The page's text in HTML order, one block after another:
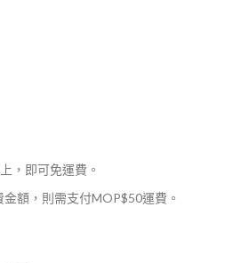
，即可免運費。
額，則需支付MOP$50運費。